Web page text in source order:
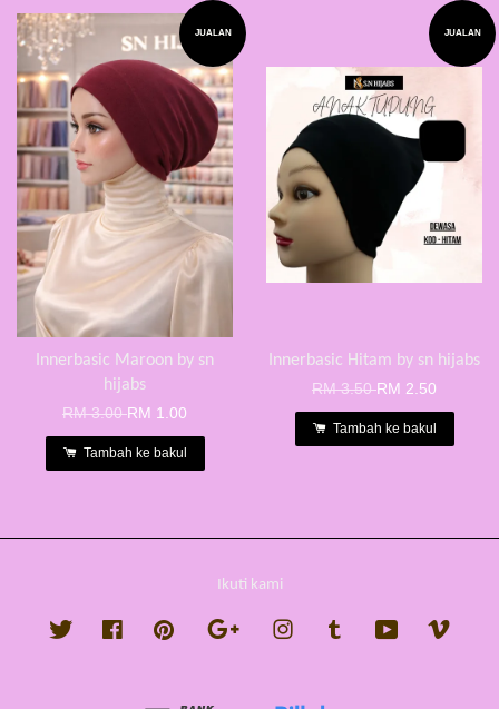
JUALAN
Innerbasic Maroon by sn
hijabs
RM 3.00RM 1.00
Tambah ke bakul
JUALAN
Innerbasic Hitam by sn hijabs
RM 3.50RM 2.50
Tambah ke bakul
Ikuti kami
Twitter FacebookPinterest Google InstagramTumblr YouTube